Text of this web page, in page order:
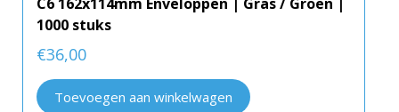
1000 stuks
€36,00
Toevoegen aan winkelwagen